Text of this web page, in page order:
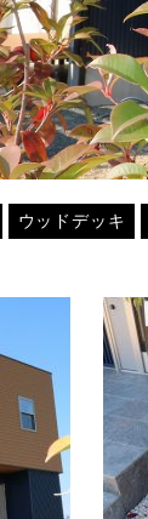
ウッドデッキ